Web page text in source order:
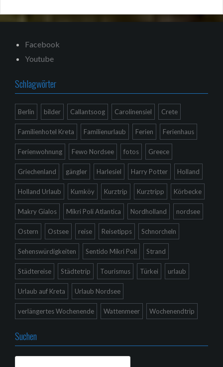
Facebook
Youtube
Schlagwörter
Berlin bilder Callantsoog Carolinensiel Crete
Familienhotel Kreta Familienurlaub Ferien Ferienhaus
Ferienwohnung Fewo Nordsee fotos Greece
Griechenland gängler Harlesiel Harry Potter Holland
Holland Urlaub Kumköy Kurztrip Kurztripp Körbecke
Makry Gialos Mikri Poli Atlantica Nordholland nordsee
Ostern Ostsee reise Reisetipps Schnorcheln
Sehenswürdigkeiten Sentido Mikri Poli Strand
Städtereise Städtetrip Tourismus Türkei urlaub
Urlaub auf Kreta Urlaub Nordsee
verlängertes Wochenende Wattenmeer Wochenendtrip
Suchen